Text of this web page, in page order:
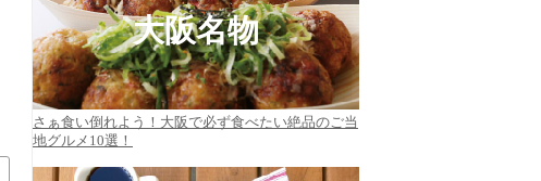
大阪名物
さぁ食い倒れよう！大阪で必ず食べたい絶品のご当
地グルメ10選！